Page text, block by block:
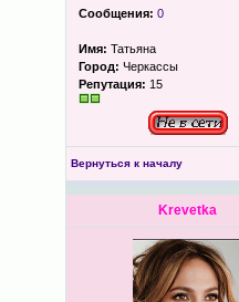
Сообщения: 0
Имя: Татьяна
Город: Черкассы
Репутация: 15
Вернуться к началу
Krevetkа